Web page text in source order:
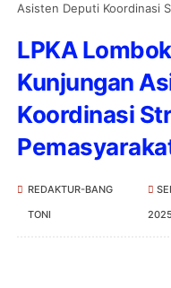
Asisten Deputi Koordinasi
LPKA
Kunjungan
Koordinasi
REDAKTUR-BANG
TONI
2025